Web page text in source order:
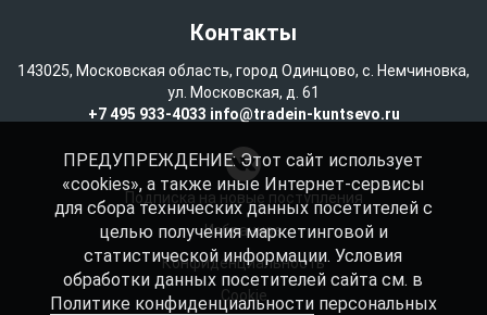
Контакты
143025, Московская область, город Одинцово, с. Немчиновка,
ул. Московская, д. 61
+7 495 933-4033 info@tradein-kuntsevo.ru
Подписка на новые поступления
Избранное
Конфиденциальность
Cookie
ПРЕДУПРЕЖДЕНИЕ: Этот сайт использует
«cookies», а также иные Интернет-сервисы
для сбора технических данных посетителей с
целью получения маркетинговой и
статистической информации. Условия
обработки данных посетителей сайта см. в
Политике конфиденциальностиперсональных